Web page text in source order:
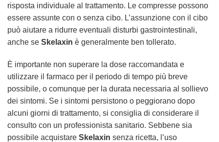
risposta individuale al trattamento. Le compresse possono
essere assunte con o senza cibo. L’assunzione con il cibo
può aiutare a ridurre eventuali disturbi gastrointestinali,
anche se Skelaxin è generalmente ben tollerato.
È importante non superare la dose raccomandata e
utilizzare il farmaco per il periodo di tempo più breve
possibile, o comunque per la durata necessaria al sollievo
dei sintomi. Se i sintomi persistono o peggiorano dopo
alcuni giorni di trattamento, si consiglia di considerare il
consulto con un professionista sanitario. Sebbene sia
possibile acquistare Skelaxin senza ricetta, l’uso